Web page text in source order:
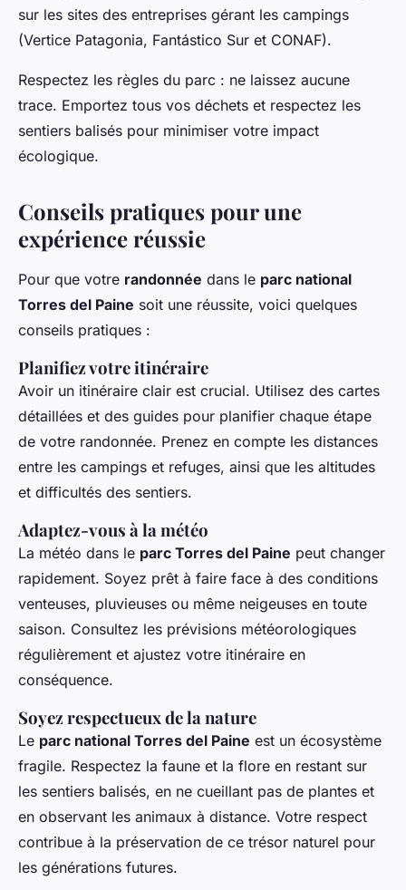
sur les sites des entreprises gérant les campings
(Vertice Patagonia, Fantástico Sur et CONAF).
Respectez les règles du parc : ne laissez aucune
trace. Emportez tous vos déchets et respectez les
sentiers balisés pour minimiser votre impact
écologique.
Conseils pratiques pour une
expérience réussie
Pour que votre randonnée dans le parc national
Torres del Paine soit une réussite, voici quelques
conseils pratiques :
Planifiez votre itinéraire
Avoir un itinéraire clair est crucial. Utilisez des cartes
détaillées et des guides pour planifier chaque étape
de votre randonnée. Prenez en compte les distances
entre les campings et refuges, ainsi que les altitudes
et difficultés des sentiers.
Adaptez-vous à la météo
La météo dans le parc Torres del Paine peut changer
rapidement. Soyez prêt à faire face à des conditions
venteuses, pluvieuses ou même neigeuses en toute
saison. Consultez les prévisions météorologiques
régulièrement et ajustez votre itinéraire en
conséquence.
Soyez respectueux de la nature
Le parc national Torres del Paine est un écosystème
fragile. Respectez la faune et la flore en restant sur
les sentiers balisés, en ne cueillant pas de plantes et
en observant les animaux à distance. Votre respect
contribue à la préservation de ce trésor naturel pour
les générations futures.